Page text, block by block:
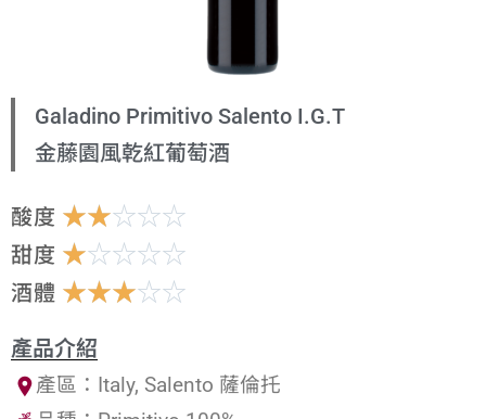
Galadino Primitivo Salento I.G.T
金藤園風乾紅葡萄酒
酸度 ☆☆☆☆☆
甜度 ☆☆☆☆☆
酒體 ☆☆☆☆☆
產品介紹
產區：Italy, Salento 薩倫托